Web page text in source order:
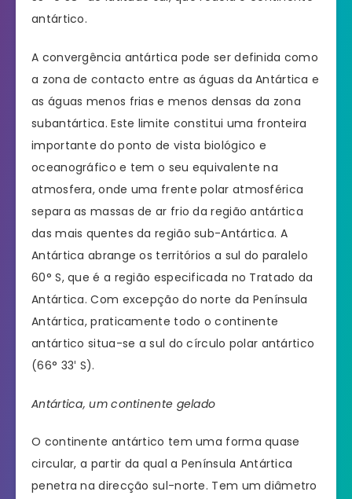
antártico.
A convergência antártica pode ser definida como
a zona de contacto entre as águas da Antártica e
as águas menos frias e menos densas da zona
subantártica. Este limite constitui uma fronteira
importante do ponto de vista biológico e
oceanográfico e tem o seu equivalente na
atmosfera, onde uma frente polar atmosférica
separa as massas de ar frio da região antártica
das mais quentes da região sub-Antártica. A
Antártica abrange os territórios a sul do paralelo
60° S, que é a região especificada no Tratado da
Antártica. Com excepção do norte da Península
Antártica, praticamente todo o continente
antártico situa-se a sul do círculo polar antártico
(66° 33′ S).
Antártica, um continente gelado
O continente antártico tem uma forma quase
circular, a partir da qual a Península Antártica
penetra na direcção sul-norte. Tem um diâmetro